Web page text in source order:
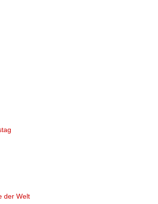
der Welt